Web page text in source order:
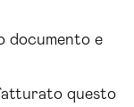
documento e
questo